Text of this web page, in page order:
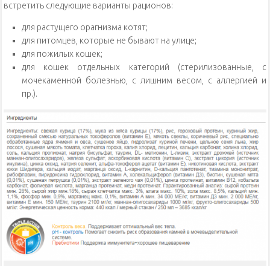
встретить следующие варианты рационов:
для растущего орагнизма котят;
для питомцев, которые не бывают на улице;
для пожилых кошек;
для кошек отдельных категорий (стерилизованные, с
мочекаменной болезнью, с лишним весом, с аллергией и
пр.).